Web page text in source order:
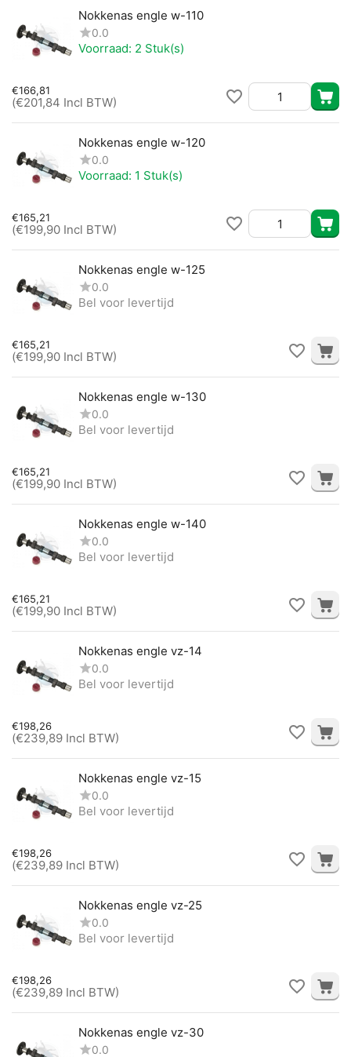
Nokkenas engle w-110
0.0
Voorraad: 2 Stuk(s)
€166,81
(€201,84 Incl BTW)
Nokkenas engle w-120
0.0
Voorraad: 1 Stuk(s)
€165,21
(€199,90 Incl BTW)
Nokkenas engle w-125
0.0
Bel voor levertijd
€165,21
(€199,90 Incl BTW)
Nokkenas engle w-130
0.0
Bel voor levertijd
€165,21
(€199,90 Incl BTW)
Nokkenas engle w-140
0.0
Bel voor levertijd
€165,21
(€199,90 Incl BTW)
Nokkenas engle vz-14
0.0
Bel voor levertijd
€198,26
(€239,89 Incl BTW)
Nokkenas engle vz-15
0.0
Bel voor levertijd
€198,26
(€239,89 Incl BTW)
Nokkenas engle vz-25
0.0
Bel voor levertijd
€198,26
(€239,89 Incl BTW)
Nokkenas engle vz-30
0.0